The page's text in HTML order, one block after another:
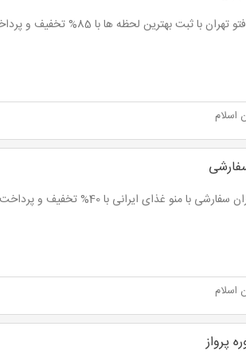
با ثبت بهترین لحظه ها با 85% تخفیف و پرداخت از 3,000 تومان
اسلام
با منو غذای ایرانی با 40% تخفیف و پرداخت تنها 18,000 تومان به جای 30,000 تومان
اسلام
پرواز